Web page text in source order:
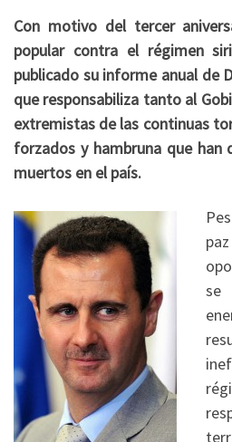
Con motivo del tercer
popular contra el régimen
publicado su informe anual de
que responsabiliza tanto al
extremistas de las continuas
forzados y hambruna que han
muertos en el país.
se